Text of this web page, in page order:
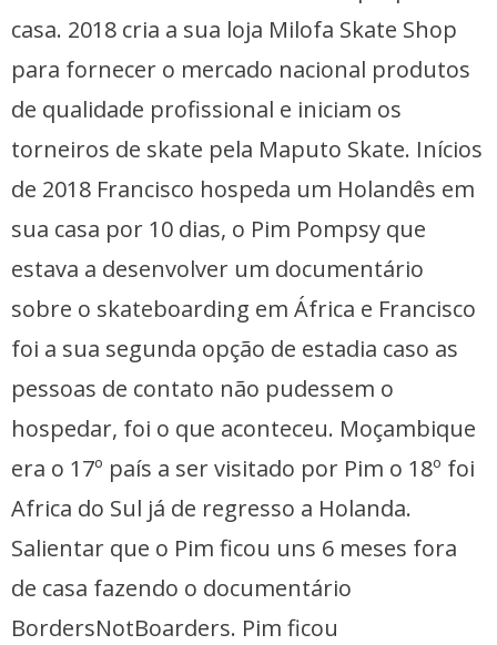
casa. 2018 cria a sua loja Milofa Skate Shop
para fornecer o mercado nacional produtos
de qualidade profissional e iniciam os
torneiros de skate pela Maputo Skate. Inícios
de 2018 Francisco hospeda um Holandês em
sua casa por 10 dias, o Pim Pompsy que
estava a desenvolver um documentário
sobre o skateboarding em África e Francisco
foi a sua segunda opção de estadia caso as
pessoas de contato não pudessem o
hospedar, foi o que aconteceu. Moçambique
era o 17º país a ser visitado por Pim o 18º foi
Africa do Sul já de regresso a Holanda.
Salientar que o Pim ficou uns 6 meses fora
de casa fazendo o documentário
BordersNotBoarders. Pim ficou